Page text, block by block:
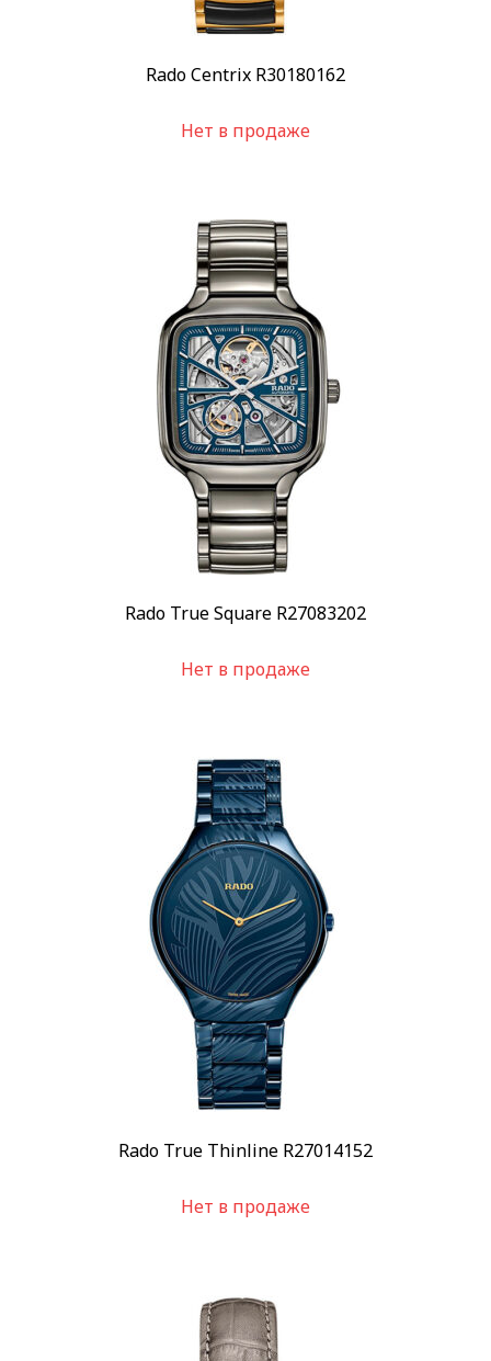
Rado Centrix R30180162
Нет в продаже
Rado True Square R27083202
Нет в продаже
Rado True Thinline R27014152
Нет в продаже